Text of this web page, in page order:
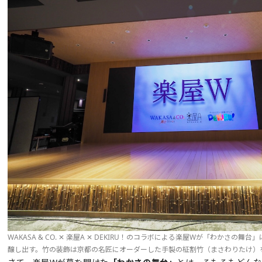
WAKASA & CO. ✕ 楽屋A ✕ DEKIRU！のコラボによる楽屋Wが「わかさの舞台
醸し出す。竹の装飾は京都の名匠にオーダーした手製の柾割竹（まさわりたけ）